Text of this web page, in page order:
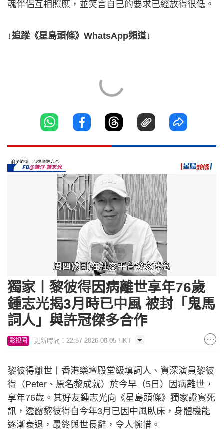
魂伴侶互相照應，並笑言自己的要求已經放得很低。
↓追蹤《星島頭條》WhatsApp頻道↓
Unmute Loaded :
41.76%
獨家丨黎彼得因病離世享年76歲
鍾志光揭3月時已中風 被封「鬼馬
詞人」與許冠傑多合作
影視圈 更新時間：22:57 2026-08-05 HKT
黎彼得離世丨香港樂壇殿堂級填詞人、資深演員黎彼
得（Peter、原名黎成就）於今早（5日）因病離世，
享年76歲。其好友鍾志光向《星島頭條》獨家證實死
訊，透露黎彼得自今年3月已因中風臥床，身體機能
逐漸衰退，最終與世長辭，令人惋惜。